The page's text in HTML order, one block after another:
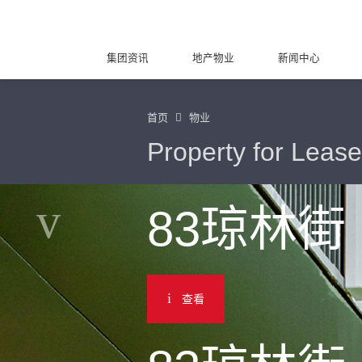
集团资讯 地产物业 新闻中心
首页 物业
Property for Lease
83琼林街
查看